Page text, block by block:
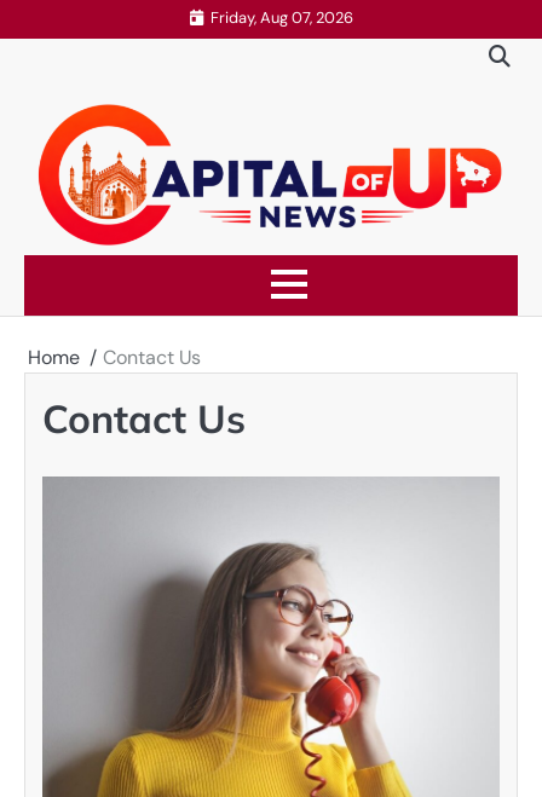
to
Friday, Aug 07, 2026
Home Contact Us
Contact Us